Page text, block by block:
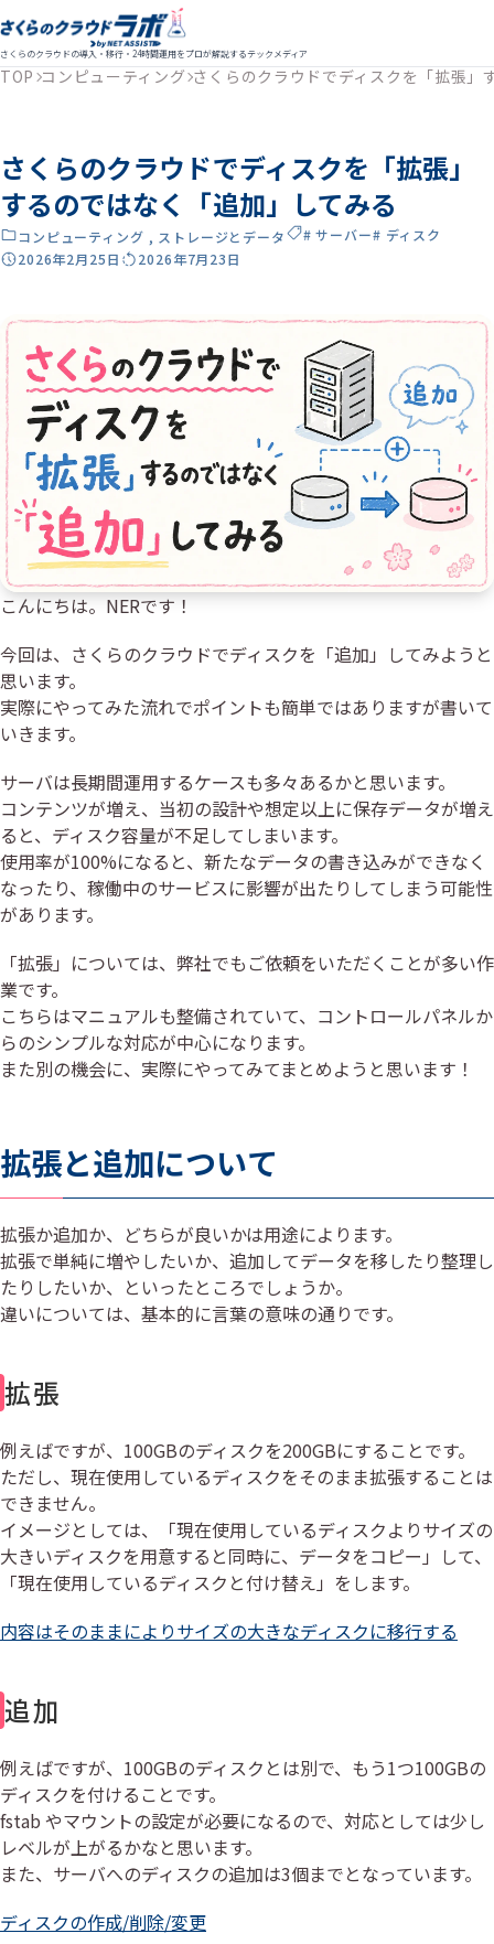
さくらのクラウドの導入・移行・24時間運用をプロが解説するテックメディア
TOP コンピューティング さくらのクラウドでディスクを「拡張」
さくらのクラウドでディスクを「拡張」
するのではなく「追加」してみる
コンピューティング , ストレージとデータ # サーバー# ディスク
2026年2月25日
2026年7月23日
こんにちは。NERです！
今回は、さくらのクラウドでディスクを「追加」してみようと
思います。
実際にやってみた流れでポイントも簡単ではありますが書いて
いきます。
サーバは長期間運用するケースも多々あるかと思います。
コンテンツが増え、当初の設計や想定以上に保存データが増え
ると、ディスク容量が不足してしまいます。
使用率が100%になると、新たなデータの書き込みができなく
なったり、稼働中のサービスに影響が出たりしてしまう可能性
があります。
「拡張」については、弊社でもご依頼をいただくことが多い作
業です。
こちらはマニュアルも整備されていて、コントロールパネルか
らのシンプルな対応が中心になります。
また別の機会に、実際にやってみてまとめようと思います！
拡張と追加について
拡張か追加か、どちらが良いかは用途によります。
拡張で単純に増やしたいか、追加してデータを移したり整理し
たりしたいか、といったところでしょうか。
違いについては、基本的に言葉の意味の通りです。
拡張
例えばですが、100GBのディスクを200GBにすることです。
ただし、現在使用しているディスクをそのまま拡張することは
できません。
イメージとしては、「現在使用しているディスクよりサイズの
大きいディスクを用意すると同時に、データをコピー」して、
「現在使用しているディスクと付け替え」をします。
内容はそのままによりサイズの大きなディスクに移行する
追加
例えばですが、100GBのディスクとは別で、もう1つ100GBの
ディスクを付けることです。
fstab やマウントの設定が必要になるので、対応としては少し
レベルが上がるかなと思います。
また、サーバへのディスクの追加は3個までとなっています。
ディスクの作成/削除/変更